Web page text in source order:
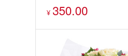
¥ 350.00